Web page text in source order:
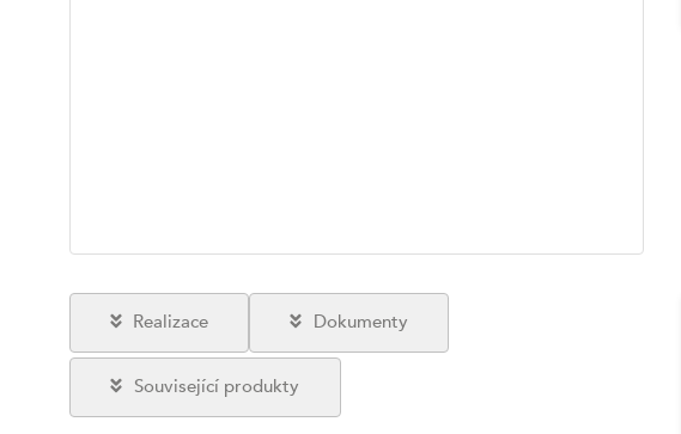
Realizace Dokumenty
Související produkty